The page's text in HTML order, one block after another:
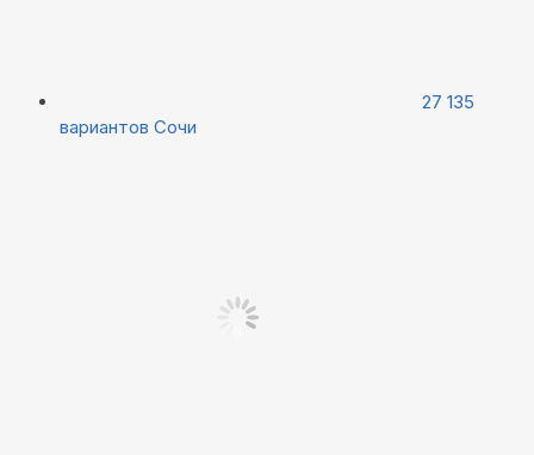
27 135
вариантов Сочи